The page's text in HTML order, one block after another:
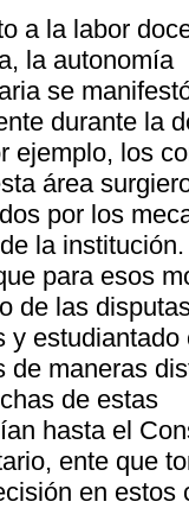
a la labor
la autonomía
se
durante la
ejemplo, los
área
por los
la
para esos
de las
y estudiantado
de maneras
de estas
hasta el
ente que
en estos